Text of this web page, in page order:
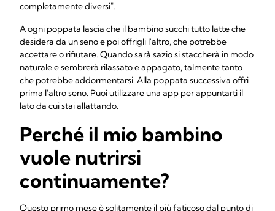
completamente diversi".
A ogni poppata lascia che il bambino succhi tutto latte che
desidera da un seno e poi offrigli l'altro, che potrebbe
accettare o rifiutare. Quando sarà sazio si staccherà in modo
naturale e sembrerà rilassato e appagato, talmente tanto
che potrebbe addormentarsi. Alla poppata successiva offri
prima l'altro seno. Puoi utilizzare una app per appuntarti il
lato da cui stai allattando.
Perché il mio bambino
vuole nutrirsi
continuamente?
Questo primo mese è solitamente il più faticoso dal punto di